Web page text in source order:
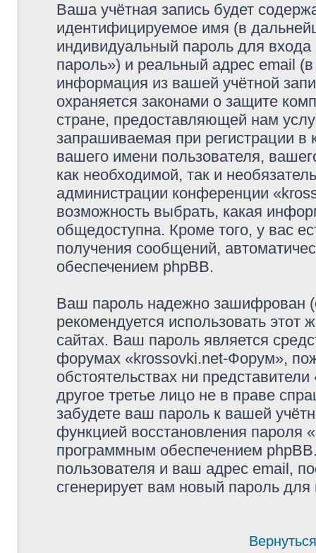
Ваша учётная запись будет
идентифицируемое имя (в
индивидуальный пароль для
пароль») и реальный адрес email
информация из вашей учётной
охраняется законами о защите
стране, предоставляющей нам
запрашиваемая при регистрации
вашего имени пользователя,
как необходимой, так и
администрации конференции
возможность выбрать, какая
общедоступна. Кроме того, у вас
получения сообщений,
обеспечением phpBB.
Ваш пароль надежно зашифрован
рекомендуется использовать этот
сайтах. Ваш пароль является
форумах «krossovki.net-Форум»,
обстоятельствах ни
другое третье лицо не в праве
забудете ваш пароль к вашей
функцией восстановления пароля
программным обеспечением
пользователя и ваш адрес email,
сгенерирует вам новый пароль